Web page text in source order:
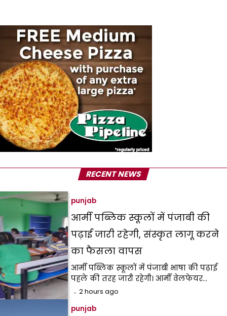
RECENT NEWS
punjab
आर्मी पब्लिक स्कूलों में पंजाबी की
पढ़ाई जारी रहेगी, संस्कृत लागू करने
का फैसला वापस
आर्मी पब्लिक स्कूलों में पंजाबी भाषा की पढ़ाई
पहले की तरह जारी रहेगी। आर्मी वेलफेयर…
2 hours ago
punjab